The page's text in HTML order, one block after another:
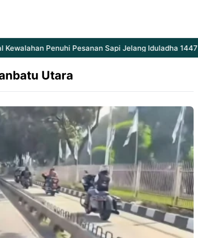
Penuhi Pesanan Sapi Jelang Iduladha 1447 H
Utara